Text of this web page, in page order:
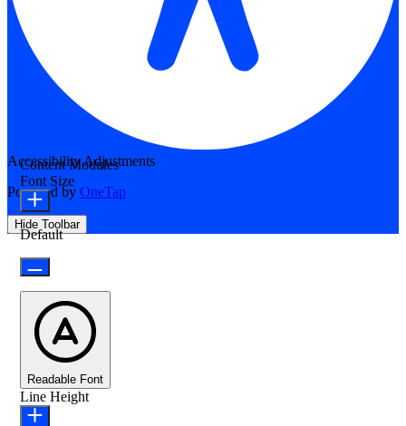
Accessibility Adjustments
Powered by OneTap
Hide Toolbar
Content Modules
Font Size
Default
Readable Font
Line Height